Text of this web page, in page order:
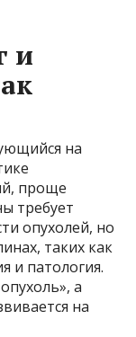
и
на
проще
требует
опухолей, но
таких как
и патология.
а
на